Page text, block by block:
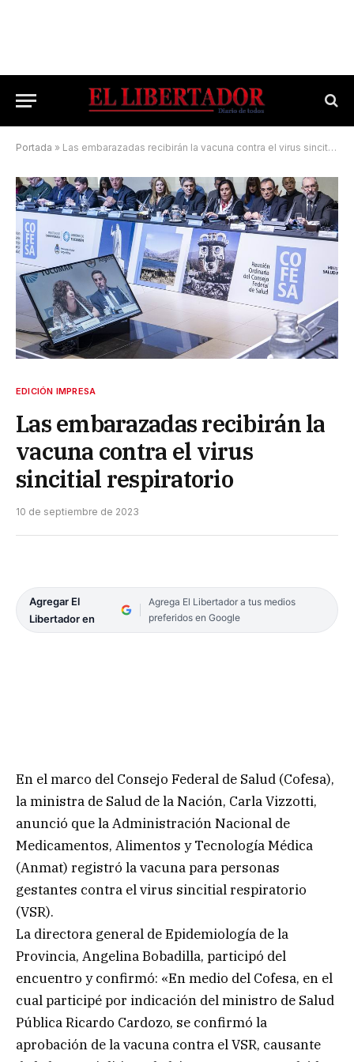
Portada » Las embarazadas recibirán la vacuna contra el virus sincitial respiratorio
EDICIÓN IMPRESA
Las embarazadas recibirán la
vacuna contra el virus
sincitial respiratorio
10 de septiembre de 2023
Agregar El
Libertador en
Agrega El Libertador a tus medios
preferidos en Google
En el marco del Consejo Federal de Salud (Cofesa),
la ministra de Salud de la Nación, Carla Vizzotti,
anunció que la Administración Nacional de
Medicamentos, Alimentos y Tecnología Médica
(Anmat) registró la vacuna para personas
gestantes contra el virus sincitial respiratorio
(VSR).
La directora general de Epidemiología de la
Provincia, Angelina Bobadilla, participó del
encuentro y confirmó: «En medio del Cofesa, en el
cual participé por indicación del ministro de Salud
Pública Ricardo Cardozo, se confirmó la
aprobación de la vacuna contra el VSR, causante